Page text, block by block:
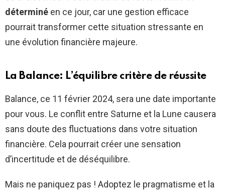
déterminé en ce jour, car une gestion efficace
pourrait transformer cette situation stressante en
une évolution financière majeure.
La Balance: L’équilibre critère de réussite
Balance, ce 11 février 2024, sera une date importante
pour vous. Le conflit entre Saturne et la Lune causera
sans doute des fluctuations dans votre situation
financière. Cela pourrait créer une sensation
d’incertitude et de déséquilibre.
Mais ne paniquez pas ! Adoptez le pragmatisme et la